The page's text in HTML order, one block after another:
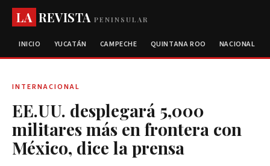
LA REVISTAPENINSULAR
INICIO YUCATÁN CAMPECHE QUINTANA ROO NACIONAL
INTERNACIONAL
EE.UU. desplegará 5,000
militares más en frontera con
México, dice la prensa